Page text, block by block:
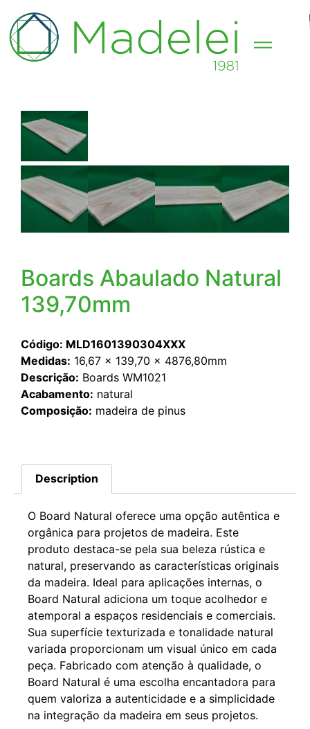
Boards Abaulado Natural
139,70mm
Código: MLD1601390304XXX
Medidas: 16,67 x 139,70 x 4876,80mm
Descrição: Boards WM1021
Acabamento: natural
Composição: madeira de pinus
Description
O Board Natural oferece uma opção autêntica e
orgânica para projetos de madeira. Este
produto destaca-se pela sua beleza rústica e
natural, preservando as características originais
da madeira. Ideal para aplicações internas, o
Board Natural adiciona um toque acolhedor e
atemporal a espaços residenciais e comerciais.
Sua superfície texturizada e tonalidade natural
variada proporcionam um visual único em cada
peça. Fabricado com atenção à qualidade, o
Board Natural é uma escolha encantadora para
quem valoriza a autenticidade e a simplicidade
na integração da madeira em seus projetos.